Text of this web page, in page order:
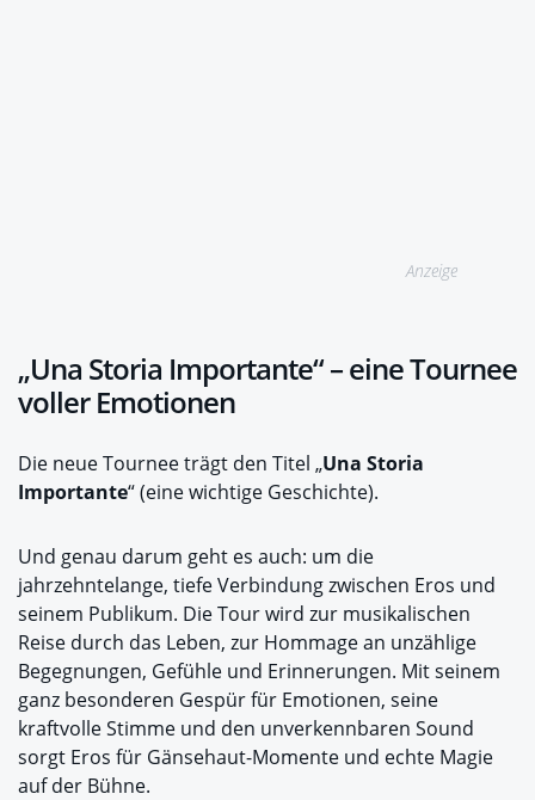
Anzeige
„Una Storia Importante“ – eine Tournee
voller Emotionen
Die neue Tournee trägt den Titel „Una Storia
Importante“ (eine wichtige Geschichte).
Und genau darum geht es auch: um die
jahrzehntelange, tiefe Verbindung zwischen Eros und
seinem Publikum. Die Tour wird zur musikalischen
Reise durch das Leben, zur Hommage an unzählige
Begegnungen, Gefühle und Erinnerungen. Mit seinem
ganz besonderen Gespür für Emotionen, seine
kraftvolle Stimme und den unverkennbaren Sound
sorgt Eros für Gänsehaut-Momente und echte Magie
auf der Bühne.